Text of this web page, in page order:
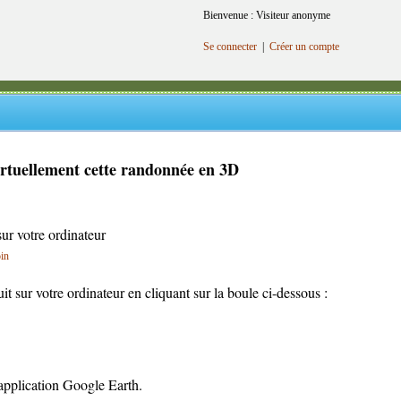
Bienvenue : Visiteur anonyme
Se connecter Créer un compte
cette randonnée en 3D
votre ordinateur
sur votre ordinateur en cliquant sur la boule ci-dessous :
Google Earth.